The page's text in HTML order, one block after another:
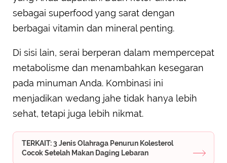
sebagai superfood yang sarat dengan
berbagai vitamin dan mineral penting.
Di sisi lain, serai berperan dalam mempercepat
metabolisme dan menambahkan kesegaran
pada minuman Anda. Kombinasi ini
menjadikan wedang jahe tidak hanya lebih
sehat, tetapi juga lebih nikmat.
TERKAIT: 3 Jenis Olahraga Penurun Kolesterol
Cocok Setelah Makan Daging Lebaran